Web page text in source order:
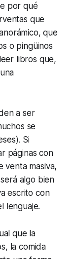
por qué
que
que
o pingüinos
libros que,
a ser
se
Si
páginas con
venta masiva,
algo bien
escrito con
lenguaje.
que la
la comida